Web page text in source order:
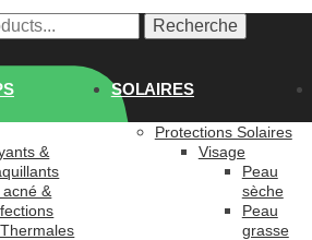
Recherche
&
acné &
SOLAIRES
Protections Solaires
Visage
Peau
sèche
Peau
grasse